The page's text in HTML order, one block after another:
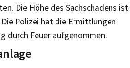
Die Höhe des Sachschadens ist
Polizei hat die Ermittlungen
durch Feuer aufgenommen.